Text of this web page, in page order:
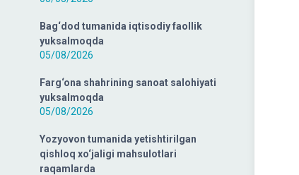
Bag‘dod tumanida iqtisodiy faollik
yuksalmoqda
05/08/2026
Farg‘ona shahrining sanoat salohiyati
yuksalmoqda
05/08/2026
Yozyovon tumanida yetishtirilgan
qishloq xo‘jaligi mahsulotlari
raqamlarda